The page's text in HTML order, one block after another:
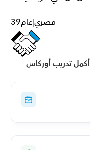
39عام|مصري
أكمل تدريب أوركاس